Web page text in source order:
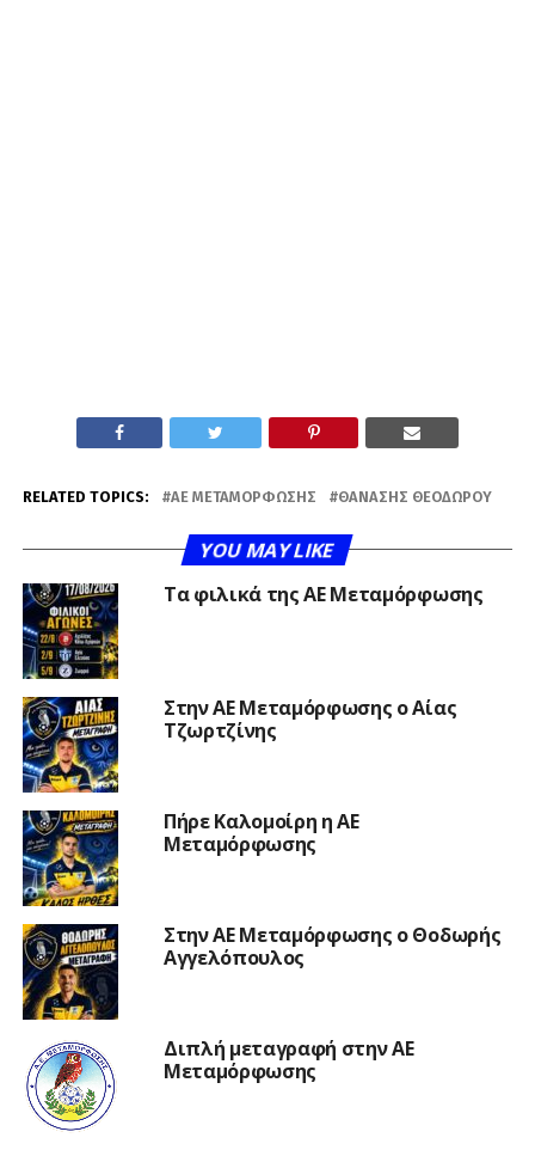
RELATED TOPICS: ΑΕ ΜΕΤΑΜΌΡΦΩΣΗΣ ΘΑΝΆΣΗΣ ΘΕΟΔΏΡΟΥ
YOU MAY LIKE
Τα φιλικά της ΑΕ Μεταμόρφωσης
Στην ΑΕ Μεταμόρφωσης ο Αίας
Τζωρτζίνης
Πήρε Καλομοίρη η ΑΕ
Μεταμόρφωσης
Στην ΑΕ Μεταμόρφωσης ο Θοδωρής
Αγγελόπουλος
Διπλή μεταγραφή στην ΑΕ
Μεταμόρφωσης